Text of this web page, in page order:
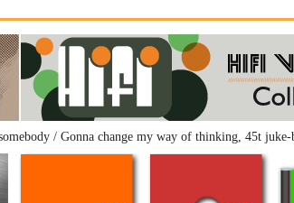
/ Gonna change my way of thinking, 45t